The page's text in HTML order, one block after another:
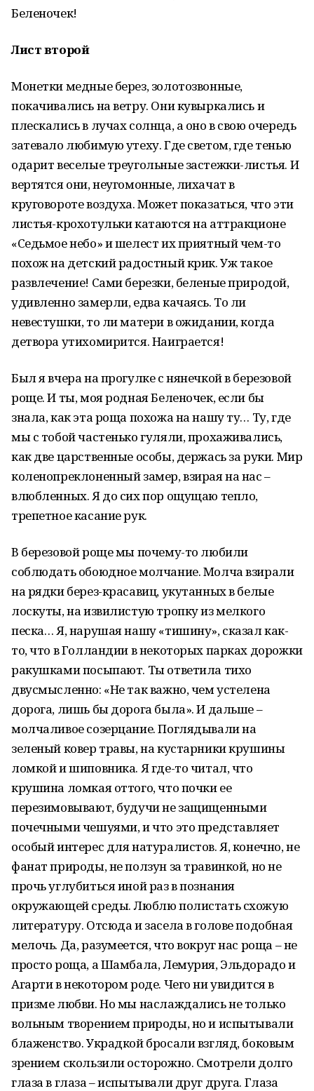
Беленочек!
Лист второй
Монетки медные берез, золотозвонные,
покачивались на ветру. Они кувыркались и
плескались в лучах солнца, а оно в свою очередь
затевало любимую утеху. Где светом, где тенью
одарит веселые треугольные застежки-листья. И
вертятся они, неугомонные, лихачат в
круговороте воздуха. Может показаться, что эти
листья-крохотульки катаются на аттракционе
«Седьмое небо» и шелест их приятный чем-то
похож на детский радостный крик. Уж такое
развлечение! Сами березки, беленые природой,
удивленно замерли, едва качаясь. То ли
невестушки, то ли матери в ожидании, когда
детвора утихомирится. Наиграется!
Был я вчера на прогулке с нянечкой в березовой
роще. И ты, моя родная Беленочек, если бы
знала, как эта роща похожа на нашу ту… Ту, где
мы с тобой частенько гуляли, прохаживались,
как две царственные особы, держась за руки. Мир
коленопреклоненный замер, взирая на нас –
влюбленных. Я до сих пор ощущаю тепло,
трепетное касание рук.
В березовой роще мы почему-то любили
соблюдать обоюдное молчание. Молча взирали
на рядки берез-красавиц, укутанных в белые
лоскуты, на извилистую тропку из мелкого
песка… Я, нарушая нашу «тишину», сказал как-
то, что в Голландии в некоторых парках дорожки
ракушками посыпают. Ты ответила тихо
двусмысленно: «Не так важно, чем устелена
дорога, лишь бы дорога была». И дальше –
молчаливое созерцание. Поглядывали на
зеленый ковер травы, на кустарники крушины
ломкой и шиповника. Я где-то читал, что
крушина ломкая оттого, что почки ее
перезимовывают, будучи не защищенными
почечными чешуями, и что это представляет
особый интерес для натуралистов. Я, конечно, не
фанат природы, не ползун за травинкой, но не
прочь углубиться иной раз в познания
окружающей среды. Люблю полистать схожую
литературу. Отсюда и засела в голове подобная
мелочь. Да, разумеется, что вокруг нас роща – не
просто роща, а Шамбала, Лемурия, Эльдорадо и
Агарти в некотором роде. Чего ни увидится в
призме любви. Но мы наслаждались не только
вольным творением природы, но и испытывали
блаженство. Украдкой бросали взгляд, боковым
зрением скользили осторожно. Смотрели долго
глаза в глаза – испытывали друг друга. Глаза